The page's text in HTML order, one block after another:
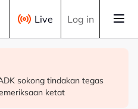
Live Log in
usaha persefahaman parti
LHDN mula 'gempur'
sokong tindakan tegas
ketat